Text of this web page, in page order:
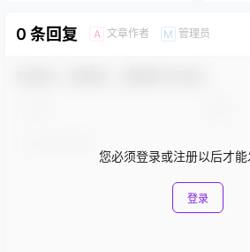
0 条回复 A 文章作者 M 管理员
您必须登录或注册以后才
登录